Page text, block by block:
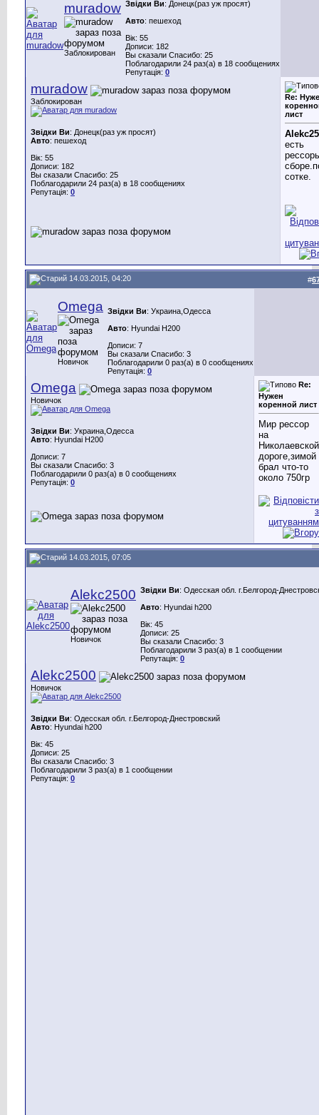
muradow
Заблокирован
Звідки Ви: Донецк(раз уж просят)
Авто: пешеход
Вік: 55
Дописи: 182
Вы сказали Спасибо: 25
Поблагодарили 24 раз(а) в 18 сообщениях
Репутація: 0
muradow
Заблокирован
Звідки Ви: Донецк(раз уж просят)
Авто: пешеход
Вік: 55
Дописи: 182
Вы сказали Спасибо: 25
Поблагодарили 24 раз(а) в 18 сообщениях
Репутація: 0
Re:
лист
есть
сотке.
14.03.2015, 04:20 #
Omega
Новичок
Звідки Ви: Украина,Одесса
Авто: Hyundai H200
Дописи: 7
Вы сказали Спасибо: 3
Поблагодарили 0 раз(а) в 0 сообщениях
Репутація: 0
Omega
Новичок
Звідки Ви: Украина,Одесса
Авто: Hyundai H200
Дописи: 7
Вы сказали Спасибо: 3
Поблагодарили 0 раз(а) в 0 сообщениях
Репутація: 0
Re:
Нужен
коренной лист
Мир рессор
на
Николаевской
дороге,зимой
брал что-то
около 750гр
14.03.2015, 07:05
Alekc2500
Новичок
Звідки Ви: Одесская обл. г.Белгород-
Авто: Hyundai h200
Вік: 45
Дописи: 25
Вы сказали Спасибо: 3
Поблагодарили 3 раз(а) в 1 сообщении
Репутація: 0
Alekc2500
Новичок
Звідки Ви: Одесская обл. г.Белгород-Днестровский
Авто: Hyundai h200
Вік: 45
Дописи: 25
Вы сказали Спасибо: 3
Поблагодарили 3 раз(а) в 1 сообщении
Репутація: 0